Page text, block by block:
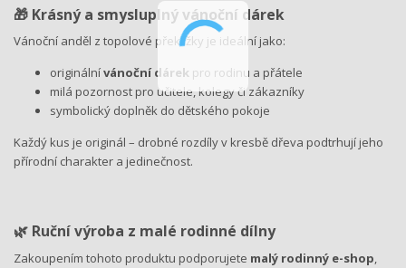
🎁 Krásný a smysluplný vánoční dárek
Vánoční anděl z topolové překližky je ideální jako:
originálnívánoční dárek pro rodinu a přátele
milá pozornost pro učitele, kolegy či zákazníky
symbolický doplněk do dětského pokoje
Každý kus je originál – drobné rozdíly v kresbě dřeva podtrhují jeho
přírodní charakter a jedinečnost.
🌿 Ruční výroba z malé rodinné dílny
Zakoupením tohoto produktu podporujete malý rodinný e-shop,